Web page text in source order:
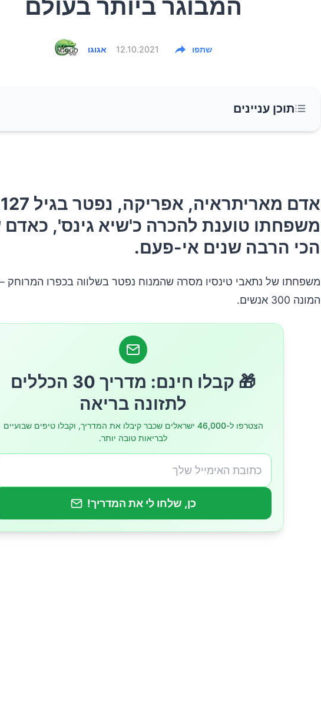
המבוגר ביותר בעולם
אגוגו 12.10.2021 שתפו
תוכן עניינים
משפחתו טוענת להכרה כ'שיא גינס', כאדם
הכי הרבה שנים אי-פעם.
משפחתו של נתאבי טינסיו מסרה שהמנוח נפטר בשלווה בכפרו המרוחק
המונה 300 אנשים.
🎁 קבלו חינם: מדריך 30 הכללים
לתזונה בריאה
הצטרפו ל-46,000 ישראלים שכבר קיבלו את המדריך, וקבלו טיפים שבועיים
לבריאות טובה יותר.
כן, שלחו לי את המדריך!